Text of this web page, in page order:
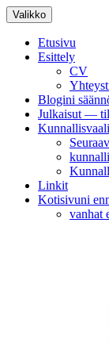
Siirry
sisältöön
Valikko
Etusivu
Esittely
CV
Blogini
Julkaisut —
Linkit
Kotisivuni
vanhat